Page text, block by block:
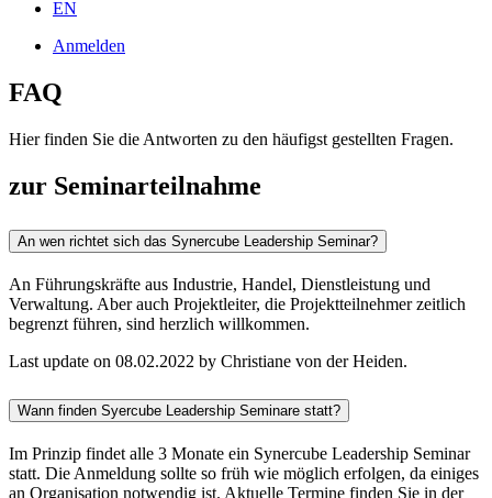
EN
Anmelden
FAQ
Hier finden Sie die Antworten zu den häufigst gestellten Fragen.
zur Seminarteilnahme
An wen richtet sich das Synercube Leadership Seminar?
An Führungskräfte aus Industrie, Handel, Dienstleistung und
Verwaltung. Aber auch Projektleiter, die Projektteilnehmer zeitlich
begrenzt führen, sind herzlich willkommen.
Last update on 08.02.2022 by Christiane von der Heiden.
Wann finden Syercube Leadership Seminare statt?
Im Prinzip findet alle 3 Monate ein Synercube Leadership Seminar
statt. Die Anmeldung sollte so früh wie möglich erfolgen, da einiges
an Organisation notwendig ist. Aktuelle Termine finden Sie in der